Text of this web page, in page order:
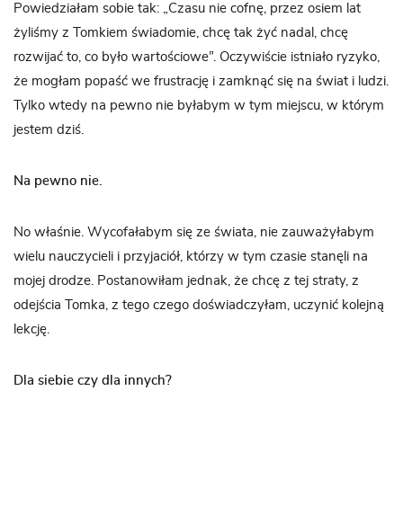
Powiedziałam sobie tak: „Czasu nie cofnę, przez osiem lat
żyliśmy z Tomkiem świadomie, chcę tak żyć nadal, chcę
rozwijać to, co było wartościowe”. Oczywiście istniało ryzyko,
że mogłam popaść we frustrację i zamknąć się na świat i ludzi.
Tylko wtedy na pewno nie byłabym w tym miejscu, w którym
jestem dziś.
Na pewno nie.
No właśnie. Wycofałabym się ze świata, nie zauważyłabym
wielu nauczycieli i przyjaciół, którzy w tym czasie stanęli na
mojej drodze. Postanowiłam jednak, że chcę z tej straty, z
odejścia Tomka, z tego czego doświadczyłam, uczynić kolejną
lekcję.
Dla siebie czy dla innych?